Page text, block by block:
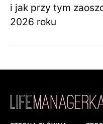
i jak przy tym
2026 roku